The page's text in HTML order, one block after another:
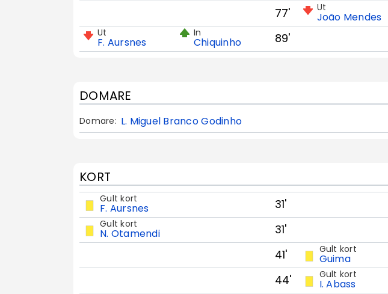
77' Ut
João Mendes
Ut
F. Aursnes
In
Chiquinho 89'
DOMARE
Domare: L. Miguel Branco Godinho
KORT
Gult kort
F. Aursnes 31'
Gult kort
N. Otamendi
31'
41'
Gult kort
Guima
44' Gult kort
I. Abass